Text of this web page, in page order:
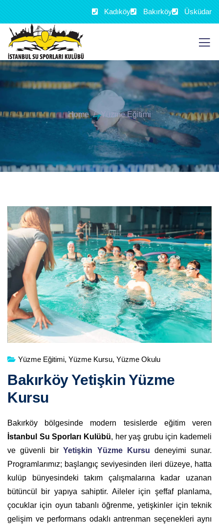
Kadıköy Bakırköy Üsküdar
Home Yüzme Eğitimi
Yüzme Eğitimi, Yüzme Kursu, Yüzme Okulu
Bakırköy Yetişkin Yüzme
Kursu
Bakırköy bölgesinde modern tesislerde eğitim veren
İstanbul Su Sporları Kulübü, her yaş grubu için kademeli
ve güvenli birYetişkin Yüzme Kursu deneyimi sunar.
Programlarımız; başlangıç seviyesinden ileri düzeye, hatta
kulüp bünyesindeki takım çalışmalarına kadar uzanan
bütüncül bir yapıya sahiptir. Aileler için şeffaf planlama,
çocuklar için oyun tabanlı öğrenme, yetişkinler için teknik
gelişim ve performans odaklı antrenman seçenekleri aynı